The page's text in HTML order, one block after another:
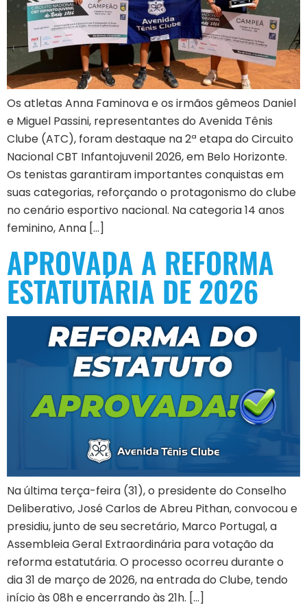
Os atletas Anna Faminova e os irmãos gêmeos Daniel
e Miguel Passini, representantes do Avenida Tênis
Clube (ATC), foram destaque na 2ª etapa do Circuito
Nacional CBT Infantojuvenil 2026, em Belo Horizonte.
Os tenistas garantiram importantes conquistas em
suas categorias, reforçando o protagonismo do clube
no cenário esportivo nacional. Na categoria 14 anos
feminino, Anna […]
APROVADA A REFORMA
ESTATUTÁRIA DE 2026
Na última terça-feira (31), o presidente do Conselho
Deliberativo, José Carlos de Abreu Pithan, convocou e
presidiu, junto de seu secretário, Marco Portugal, a
Assembleia Geral Extraordinária para votação da
reforma estatutária. O processo ocorreu durante o
dia 31 de março de 2026, na entrada do Clube, tendo
início às 08h e encerrando às 21h. […]